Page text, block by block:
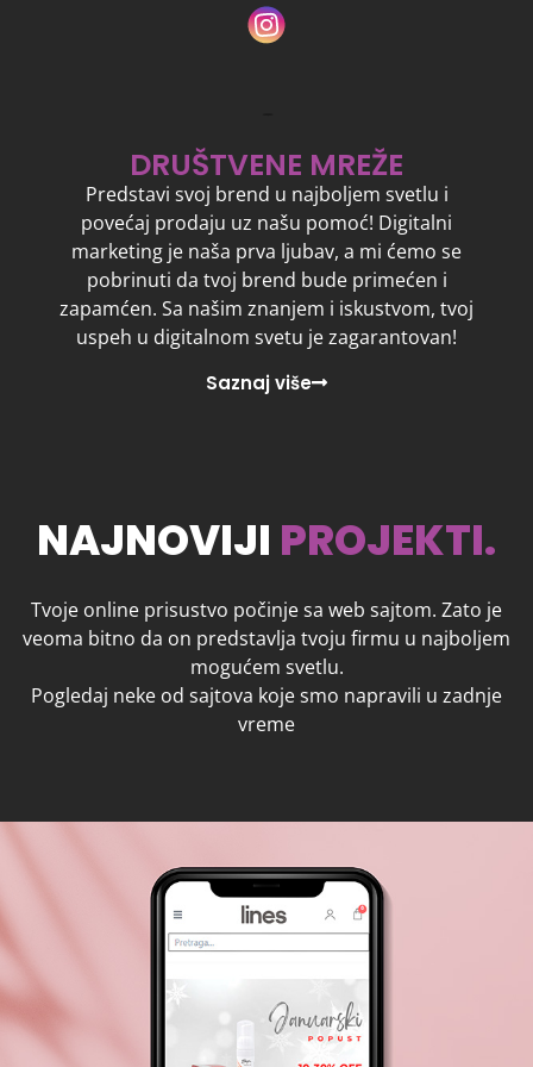
DRUŠTVENE MREŽE
Predstavi svoj brend u najboljem svetlu i
povećaj prodaju uz našu pomoć! Digitalni
marketing je naša prva ljubav, a mi ćemo se
pobrinuti da tvoj brend bude primećen i
zapamćen. Sa našim znanjem i iskustvom, tvoj
uspeh u digitalnom svetu je zagarantovan!
Saznaj više
NAJNOVIJI PROJEKTI.
Tvoje online prisustvo počinje sa web sajtom. Zato je
veoma bitno da on predstavlja tvoju firmu u najboljem
mogućem svetlu.
Pogledaj neke od sajtova koje smo napravili u zadnje
vreme